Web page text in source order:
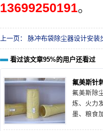
13699250191。
上一页： 脉冲布袋除尘器设计安装
看过该文章95%的用户还看过
氟美斯针
氟美斯除
炼、火力
墨、粮食